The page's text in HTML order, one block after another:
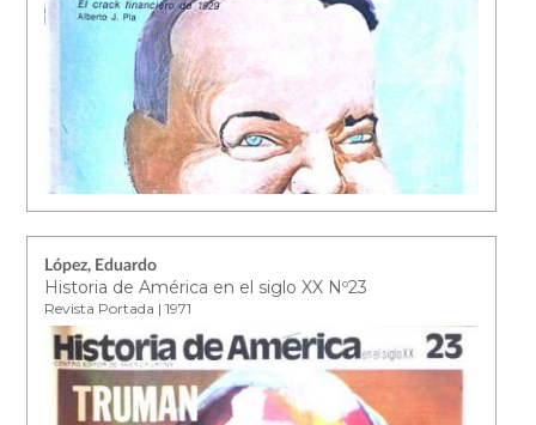
López, Eduardo
Historia de América en el siglo XX Nº23
Revista Portada | 1971